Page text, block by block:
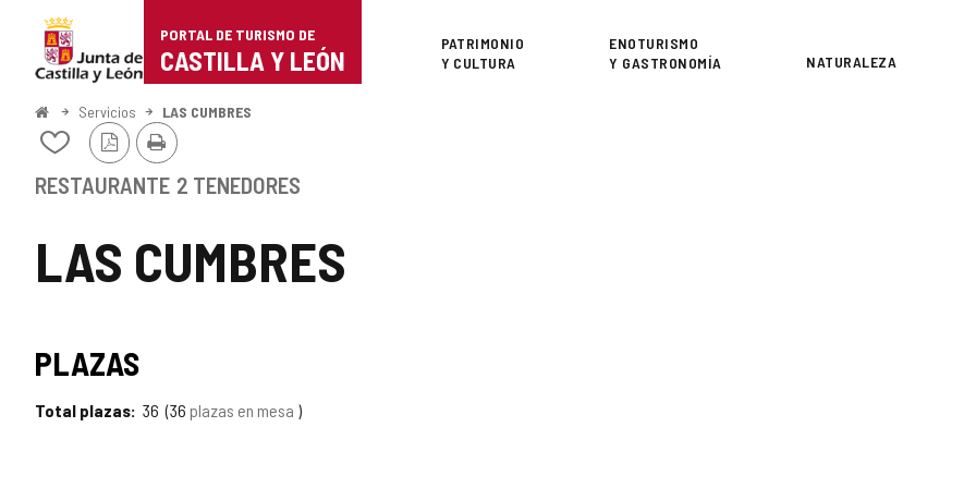
Portal
de
Turismo
Castilla
León
PORTAL DE TURISMO DE
CASTILLA Y LEÓN
Superior
PATRIMONIO
Y CULTURA
ENOTURISMO
Y GASTRONOMÍA
NATURALEZA
InicioServicios LAS CUMBRES
LAS CUMBRES
Añadir/quitar
mis
Versión
PDF
Imprimir
RESTAURANTE 2 TENEDORES
PLAZAS
Total plazas 36 36 plazas en mesa